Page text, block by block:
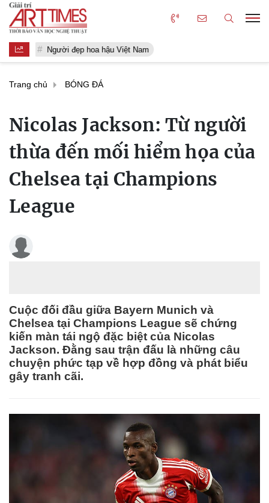
Người đẹp hoa hậu Việt Nam
Trang chủ BÓNG ĐÁ
Nicolas Jackson: Từ người
thừa đến mối hiểm họa của
Chelsea tại Champions
League
Cuộc đối đầu giữa Bayern Munich và
Chelsea tại Champions League sẽ chứng
kiến màn tái ngộ đặc biệt của Nicolas
Jackson. Đằng sau trận đấu là những câu
chuyện phức tạp về hợp đồng và phát biểu
gây tranh cãi.